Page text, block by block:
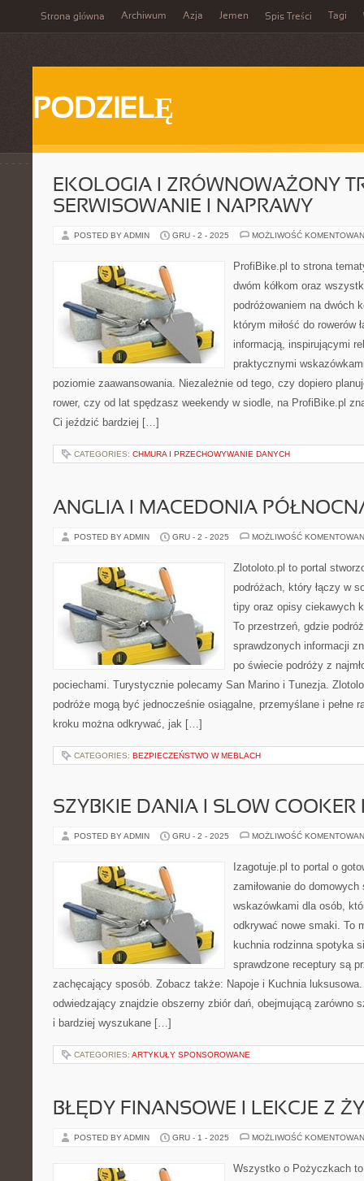
Strona główna Archiwum Azja Jemen Spis Treści Tagi
PODZIELĘ
EKOLOGIA I ZRÓWNOWAŻONY
SERWISOWANIE I NAPRAWY
POSTED BY ADMIN GRU - 2 - 2025 MOŻLIWOŚĆ
ProfiBike.pl to strona
dwóm kółkom oraz
podróżowaniem na dwóch
którym miłość do rowerów
informacją, inspirującymi
praktycznymi
poziomie zaawansowania. Niezależnie od tego, czy dopiero
rower, czy od lat spędzasz weekendy w siodle, na ProfiBike.pl
Ci jeździć bardziej […]
CATEGORIES: CHMURA I PRZECHOWYWANIE DANYCH
ANGLIA I MACEDONIA
POSTED BY ADMIN GRU - 2 - 2025 MOŻLIWOŚĆ
Zlotoloto.pl to portal
podróżach, który łączy w
tipy oraz opisy ciekawych
To przestrzeń, gdzie
sprawdzonych informacji
po świecie podróży z
pociechami. Turystycznie polecamy San Marino i Tunezja.
podróże mogą być jednocześnie osiągalne, przemyślane i pełne
kroku można odkrywać, jak […]
CATEGORIES: BEZPIECZEŃSTWO W MEBLACH
SZYBKIE DANIA I SLOW COOKER
POSTED BY ADMIN GRU - 2 - 2025 MOŻLIWOŚĆ
Izagotuje.pl to portal o
zamiłowanie do
wskazówkami dla osób,
odkrywać nowe smaki. To
kuchnia rodzinna spotyka
sprawdzone receptury są
zachęcający sposób. Zobacz także: Napoje i Kuchnia
odwiedzający znajdzie obszerny zbiór dań, obejmującą zarówno
i bardziej wyszukane […]
CATEGORIES: ARTYKUŁY SPONSOROWANE
BŁĘDY FINANSOWE I LEKCJE Z
POSTED BY ADMIN GRU - 1 - 2025 MOŻLIWOŚĆ
Wszystko o Pożyczkach